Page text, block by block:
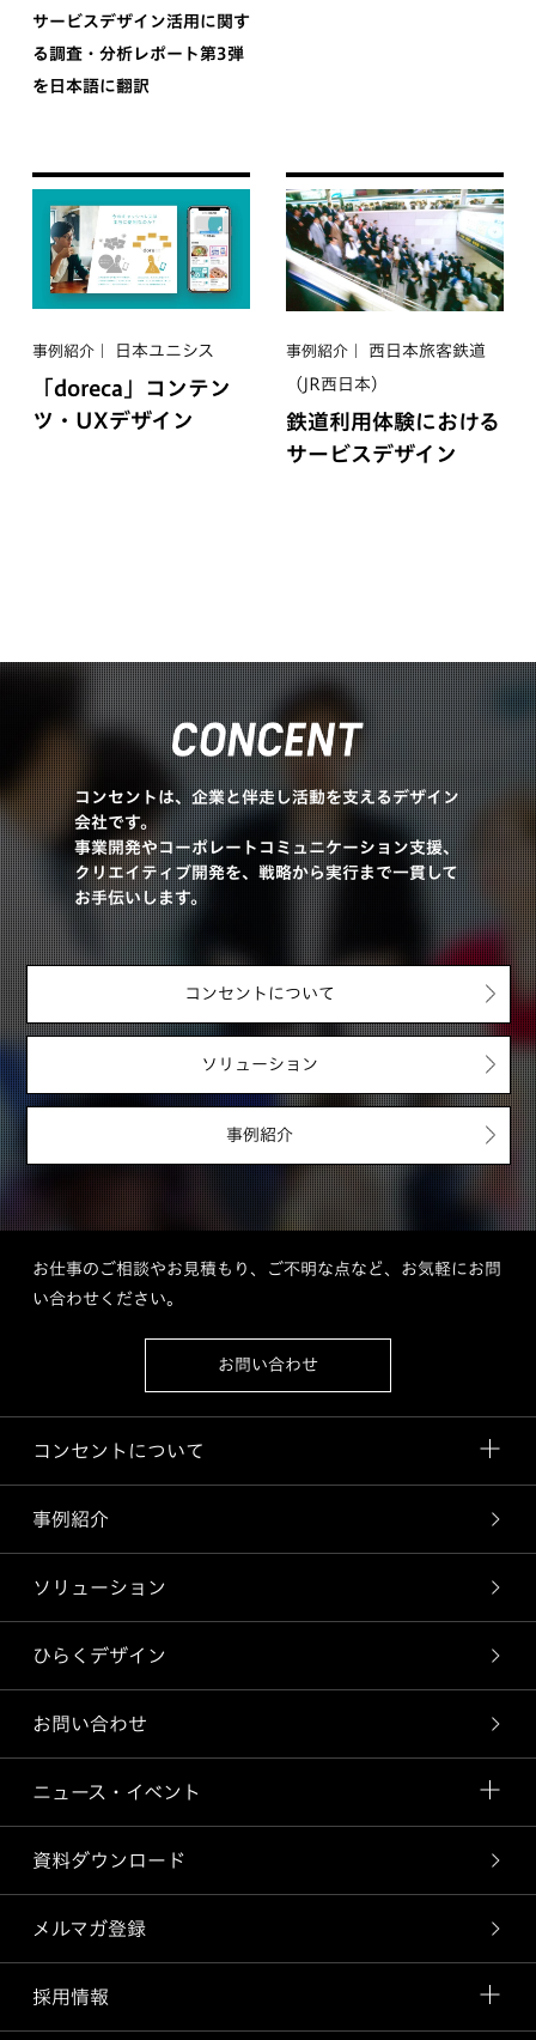
サービスデザイン活用に関す
る調査・分析レポート第3弾
を日本語に翻訳
事例紹介 日本ユニシス
「doreca」コンテン
ツ・UXデザイン
事例紹介
西日本旅客鉄道
（JR西日本）
鉄道利用体験における
サービスデザイン
コンセントは、企業と伴走し活動を支えるデザイン
会社です。
事業開発やコーポレートコミュニケーション支援、
クリエイティブ開発を、戦略から実行まで一貫して
お手伝いします。
コンセントについて
ソリューション
事例紹介
お仕事のご相談やお見積もり、ご不明な点など、お気軽にお問
い合わせください。
お問い合わせ
コンセントについて
事例紹介
ソリューション
ひらくデザイン
お問い合わせ
ニュース・イベント
資料ダウンロード
メルマガ登録
採用情報